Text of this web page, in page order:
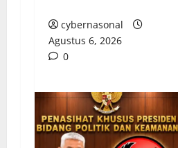
cybernasonal
Agustus 6, 2026
0